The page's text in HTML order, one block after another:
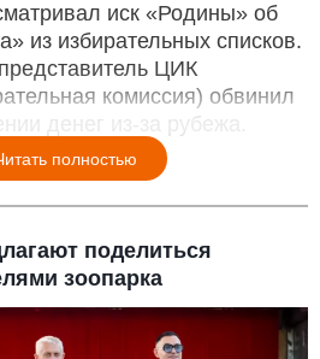
иск «Родины» об
из избирательных списков.
ЦИК
комиссия) обвинил
денег из-за рубежа.
полностью
поделиться
зоопарка